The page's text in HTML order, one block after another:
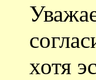
хотя